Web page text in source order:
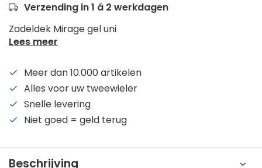
Verzending in 1 á 2 werkdagen
Zadeldek Mirage gel uni
Lees meer
Meer dan 10.000 artikelen
Alles voor uw tweewieler
Snelle levering
Niet goed = geld terug
Beschrijving